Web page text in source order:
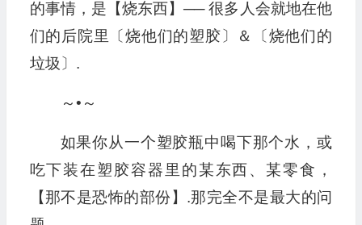
的事情，是【烧东西】── 很多人会就地在他
们的后院里〔烧他们的塑胶〕＆〔烧他们的
垃圾〕.
～•～
如果你从一个塑胶瓶中喝下那个水，或
吃下装在塑胶容器里的某东西、某零食，
【那不是恐怖的部份】.那完全不是最大的问